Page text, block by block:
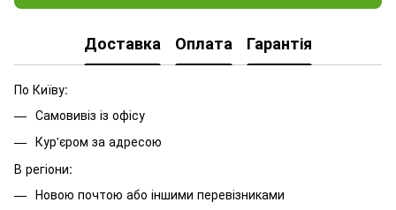
Доставка Оплата Гарантія
По Київу:
Самовивіз із офісу
Кур'єром за адресою
В регіони:
Новою почтою або іншими перевізниками